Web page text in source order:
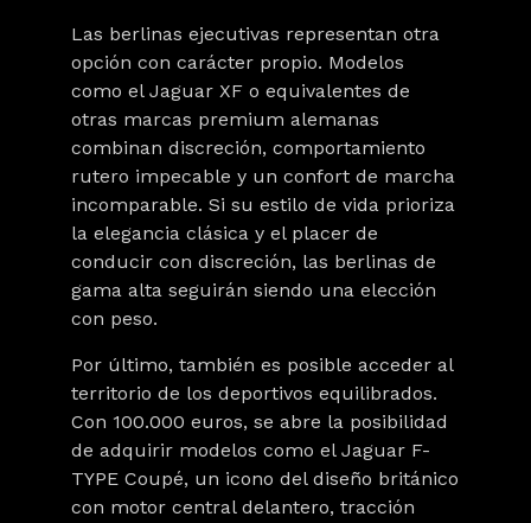
Las berlinas ejecutivas representan otra
opción con carácter propio. Modelos
como el Jaguar XF o equivalentes de
otras marcas premium alemanas
combinan discreción, comportamiento
rutero impecable y un confort de marcha
incomparable. Si su estilo de vida prioriza
la elegancia clásica y el placer de
conducir con discreción, las berlinas de
gama alta seguirán siendo una elección
con peso.
Por último, también es posible acceder al
territorio de los deportivos equilibrados.
Con 100.000 euros, se abre la posibilidad
de adquirir modelos como el Jaguar F-
TYPE Coupé, un icono del diseño británico
con motor central delantero, tracción